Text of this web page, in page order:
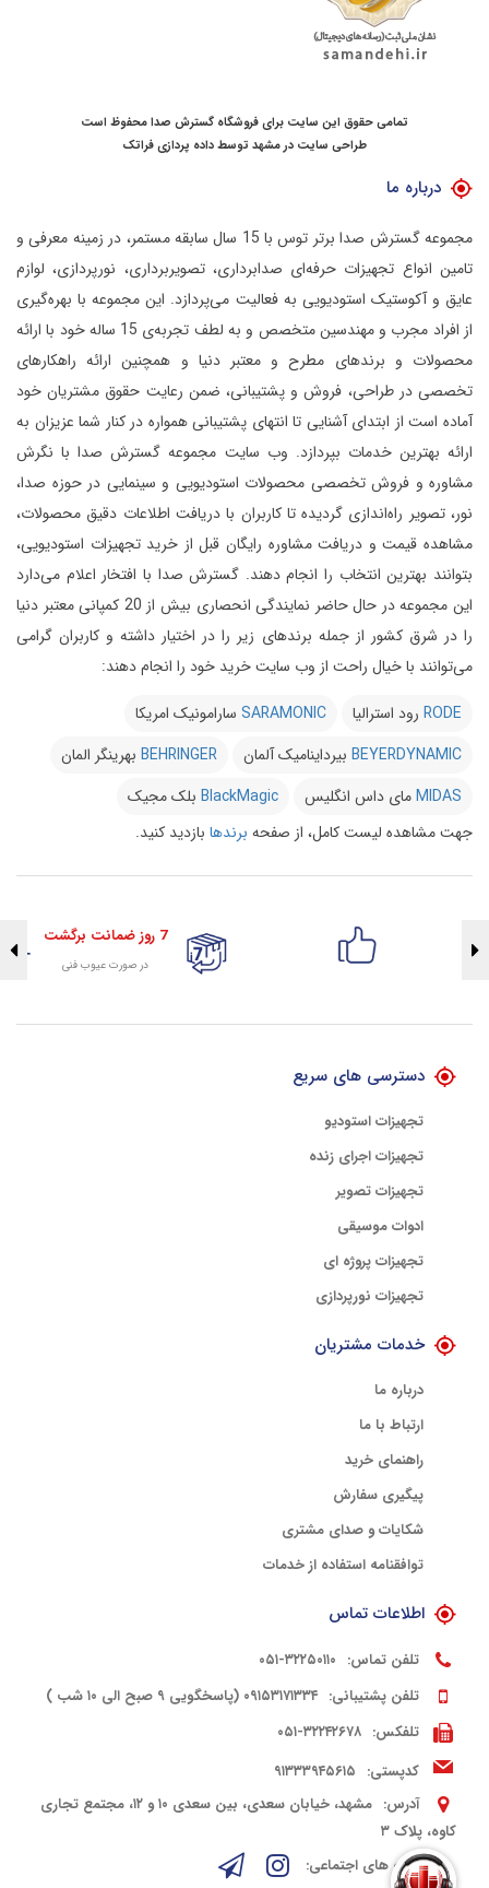
تمامی حقوق این سایت برای فروشگاه گسترش صدا محفوظ است
طراحی سایت در مشهد توسطداده پردازی فراتک
درباره ما
مجموعه گسترش صدا برتر توس با 15 سال سابقه مستمر، در زمینه معرفی و
تامین انواع تجهیزات حرفه‌ای صدابرداری، تصویربرداری، نورپردازی، لوازم
عایق و آکوستیک استودیویی به فعالیت می‌پردازد. این مجموعه با بهره‌گیری
از افراد مجرب و مهندسین متخصص و به لطف تجربه‌ی 15 ساله خود با ارائه
محصولات و برندهای مطرح و معتبر دنیا و همچنین ارائه راهکارهای
تخصصی در طراحی، فروش و پشتیبانی، ضمن رعایت حقوق مشتریان خود
آماده است از ابتدای آشنایی تا انتهای پشتیبانی همواره در کنار شما عزیزان به
ارائه بهترین خدمات بپردازد. وب سایت مجموعه گسترش صدا با نگرش
مشاوره و فروش تخصصی محصولات استودیویی و سینمایی در حوزه صدا،
نور، تصویر راه‌اندازی گردیده تا کاربران با دریافت اطلاعات دقیق محصولات،
مشاهده قیمت و دریافت مشاوره رایگان قبل از خرید تجهیزات استودیویی،
بتوانند بهترین انتخاب را انجام دهند. گسترش صدا با افتخار اعلام می‌دارد
این مجموعه در حال حاضر نمایندگی انحصاری بیش از 20 کمپانی معتبر دنیا
را در شرق کشور از جمله برندهای زیر را در اختیار داشته و کاربران گرامی
می‌توانند با خیال راحت از وب سایت خرید خود را انجام دهند:
RODE رود استرالیا SARAMONIC سارامونیک امریکا
BEYERDYNAMIC بیرداینامیک آلمان BEHRINGER بهرینگر المان
MIDASمای داس انگلیس BlackMagic بلک مجیک
جهت مشاهده لیست کامل، از صفحه برندها بازدید کنید.
7 روز ضمانت برگشت
در صورت عیوب فنی
دسترسی های سریع
تجهیزات استودیو
تجهیزات اجرای زنده
تجهیزات تصویر
ادوات موسیقی
تجهیزات پروژه ای
تجهیزات نورپردازی
خدمات مشتریان
درباره ما
ارتباط با ما
راهنمای خرید
پیگیری سفارش
شکایات و صدای مشتری
توافقنامه استفاده از خدمات
اطلاعات تماس
تلفن تماس: ۳۲۲۵۰۱۱۰-۰۵۱
تلفن پشتیبانی: ۰۹۱۵۳۱۷۱۳۳۴ (پاسخگویی ۹ صبح الی ۱۰ شب )
تلفکس: ۳۲۲۴۲۶۷۸-۰۵۱
کدپستی: ۹۱۳۳۳۹۴۵۶۱۵
آدرس:
مشهد، خیابان سعدی، بین سعدی ۱۰ و ۱۲، مجتمع تجاری
کاوه، پلاک ۳
شبکه های اجتماعی: